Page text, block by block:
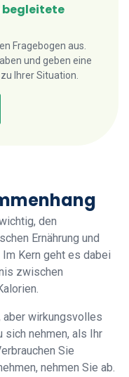
begleitete
Fragebogen aus.
und geben eine
Ihrer Situation.
den
Ernährung und
Kern geht es dabei
zwischen
wirkungsvolles
sich nehmen, als Ihr
Sie
nehmen Sie ab.